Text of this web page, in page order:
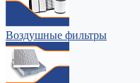
Воздушные фильтры